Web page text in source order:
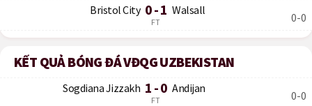
0-0
Bristol City 0 - 1 Walsall
FT
KẾT QUẢ BÓNG ĐÁ VĐQG UZBEKISTAN
0-0
Sogdiana Jizzakh 1 - 0 Andijan
FT